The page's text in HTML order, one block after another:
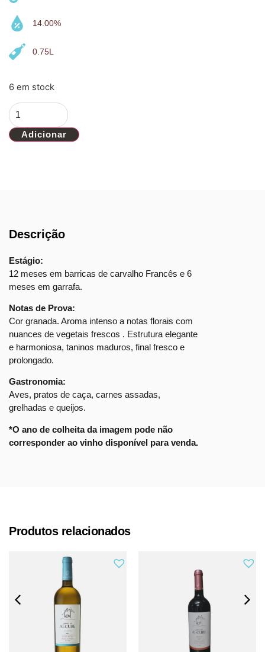
14.00%
0.75L
6 em stock
Adicionar
Descrição
Estágio:
12 meses em barricas de carvalho Francês e 6
meses em garrafa.
Notas de Prova:
Cor granada. Aroma intenso a notas florais com
nuances de vegetais frescos . Estrutura elegante
e harmoniosa, taninos maduros, final fresco e
prolongado.
Gastronomia:
Aves, pratos de caça, carnes assadas,
grelhadas e queijos.
*O ano de colheita da imagem pode não
corresponder ao vinho disponível para venda.
Produtos relacionados